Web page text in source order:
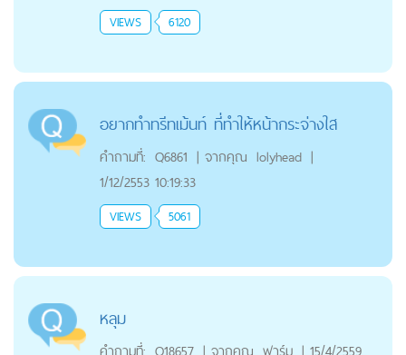
VIEWS 6120
อยากทำทรีทเม้นท์ ที่ทำให้หน้ากระจ่างใส
คำถามที่: Q6861 | จากคุณ lolyhead |
1/12/2553 10:19:33
VIEWS 5061
หลุม
คำถามที่: Q18657 | จากคุณ ฟาร์ม | 15/4/2559